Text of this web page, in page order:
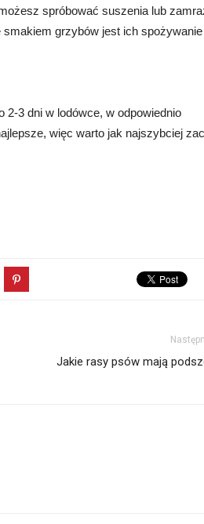
spróbować suszenia lub
grzybów jest ich spożywanie
2-3 dni w lodówce, w odpowiednio
więc warto jak najszybciej
Jakie rasy psów mają